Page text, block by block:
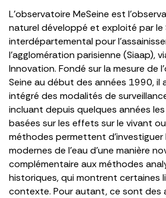
L’observatoire MeSeine est
naturel développé et exploité par le
interdépartemental pour
l’agglomération parisienne (Siaap),
Innovation. Fondé sur la mesure de
Seine au début des années 1990, il
intégré des modalités de
incluant depuis quelques années
basées sur les effets sur le vivant
méthodes permettent d’investiguer
modernes de l’eau d’une manière
complémentaire aux méthodes
historiques, qui montrent certaines
contexte. Pour autant, ce sont des